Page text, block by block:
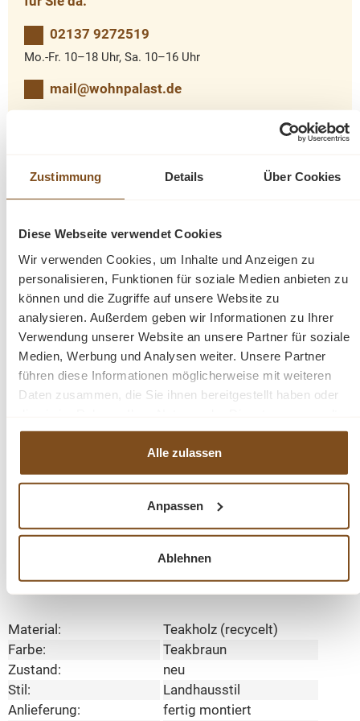
Zustimmung Details Über Cookies
Diese Webseite verwendet Cookies
Wir verwenden Cookies, um Inhalte und Anzeigen zu
personalisieren, Funktionen für soziale Medien anbieten zu
können und die Zugriffe auf unsere Website zu
analysieren. Außerdem geben wir Informationen zu Ihrer
Verwendung unserer Website an unsere Partner für soziale
Medien, Werbung und Analysen weiter. Unsere Partner
führen diese Informationen möglicherweise mit weiteren
Daten zusammen, die Sie ihnen bereitgestellt haben oder
haben.
Alle zulassen
Anpassen
Ablehnen
02137 9272519
Mo.-Fr. 10–18 Uhr, Sa. 10–16 Uhr
mail@wohnpalast.de
Produktinformationen "Vitrinenschrank
massiven Teakmöbel sind sehr belastbar und leicht zu
reinigen und zu pflegen. Zeitlos attraktiv präsentiert sich
ein Teakmöbel auch noch nach Jahren. Jedes Modell ist
ein Unikat. Dieses Möbelstück wurde von traditionellen
Handwerkern noch handgefertigt. Ein schöner
naturbelassener Vitrinen Schrank. Dieses Möbelstück
wird nicht nur Ihr Eigenheim in neuem Glanz erstrahlen
Teakmöbel
Landhausmöbel, Teakschränke, Originalmöbel uvm.
bei wohnpalast.de
Details:
Material:
Teakholz (recycelt)
Farbe:
Teakbraun
Zustand:
neu
Stil:
Landhausstil
Anlieferung:
fertig montiert